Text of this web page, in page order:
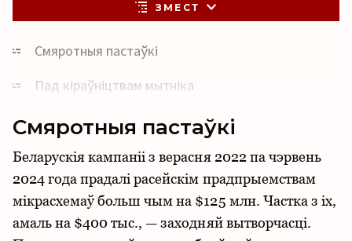
ЗМЕСТ
Смяротныя пастаўкі
Пад кіраўніцтвам мытніка
Курс на «Усход»
Ракіроўка прадаўца і пакупніка
Серыйныя экспартцёры «забаронкі»
Звёны абароннага ланцуга
Смяротныя пастаўкі
Беларускія кампаніі з верасня 2022 па чэрвень
2024 года прадалі расейскім прадпрыемствам
мікрасхемаў больш чым на $125 млн. Частка з іх,
амаль на $400 тыс., — заходняй вытворчасці.